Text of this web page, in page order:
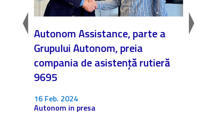
Autonom Assistance, parte a
Grupului Autonom, preia
compania de asistență rutieră
9695
16 Feb. 2024
Autonom in presa